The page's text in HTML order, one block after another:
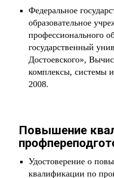
Федеральное
образовательное
профессионального
государственный
Достоевского»,
комплексы, системы
2008.
Повышение
Удостоверение о
квалификации по